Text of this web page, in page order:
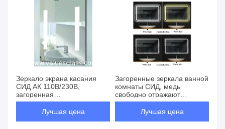
Зеркало экрана касания
СИД АК 110В/230В,
загоренная
продолжительность
эксплуатации зеркала
Лучшая цена
Загоренные зеркала ванной
комнаты СИД, медь
свободно отражают
подгонянный размер
Лучшая цена